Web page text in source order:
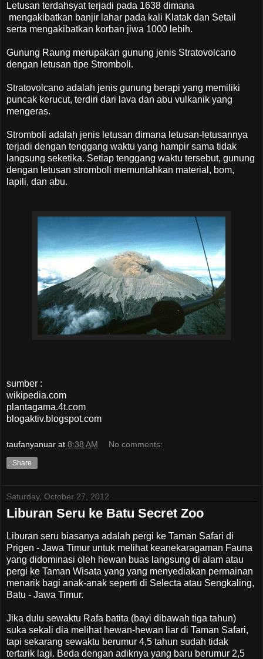
Letusan terdahsyat terjadi pada 1638 dimana
mengakibatkan banjir lahar pada kali Klatak dan Setail
serta mengakibatkan korban jiwa 1000 lebih.
Gunung Raung merupakan gunung jenis Stratovolcano
dengan letusan tipe Stromboli.
Stratovolcano adalah jenis gunung berapi yang memiliki
puncak kerucut, terdiri dari lava dan abu vulkanik yang
mengeras.
Stromboli adalah jenis letusan dimana letusan-letusannya
terjadi dengan tenggang waktu yang hampir sama tidak
langsung seketika. Setiap tenggang waktu tersebut, gunung
dengan letusan stromboli memuntahkan material, bom,
lapili, dan abu.
sumber :
wikipedia.com
plantagama.4t.com
blogaktiv.blogspot.com
taufanyanuar at 8:38 AM No comments:
Share
Saturday, October 27, 2012
Liburan Seru ke Batu Secret Zoo
Liburan seru biasanya adalah pergi ke Taman Safari di
Prigen - Jawa Timur untuk melihat keanekaragaman Fauna
yang didominasi oleh hewan buas langsung di alam atau
pergi ke Taman Wisata yang yang menyediakan permainan
menarik bagi anak-anak seperti di Selecta atau Sengkaling,
Batu - Jawa Timur.
Jika dulu sewaktu Rafa batita (bayi dibawah tiga tahun)
suka sekali dia melihat hewan-hewan liar di Taman Safari,
tapi sekarang sewaktu berumur 4,5 tahun sudah tidak
tertarik lagi. Beda dengan adiknya yang baru berumur 2,5